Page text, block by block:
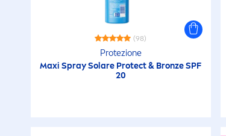
(98)
Protezione
Maxi Spray Solare Protect& BronzeSPF
20